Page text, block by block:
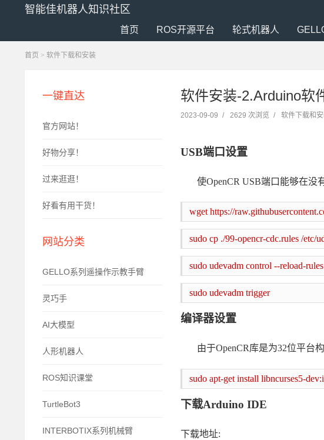
智能佳机器人知识社区
首页 ROS开源平台 轮式机器人
首页 > 软件下载和安装
一键直达
官方网站！
好物分享！
过来逛逛！
好看有用干货！
网站分类
GELLO系列遥操作示教手臂
灵巧手
AI大模型
人形机器人
ROS知识课堂
TurtleBot3
INTERBOTIX系列机械臂
软件安装-2.Arduino软
2023-09-09 / 2629 次浏览 / 软件下载和
USB端口设置
使OpenCR USB端口能够在没
wget https://
sudo cp ./99-opencr-cdc.rules /etc/
sudo udevadm control --reload-rules
sudo udevadm trigger
编译器设置
由于OpenCR库是为32位平台
sudo apt-get install libncurses5-
下载Arduino IDE
下载地址: